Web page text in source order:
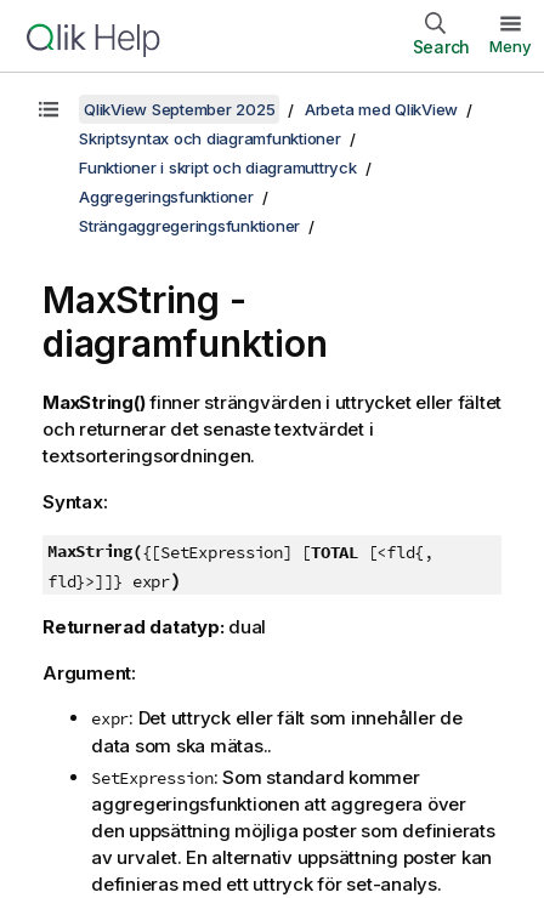
Search Meny
QlikView September 2025
Arbeta med QlikView
Skriptsyntax och diagramfunktioner
Funktioner i skript och diagramuttryck
Aggregeringsfunktioner
Strängaggregeringsfunktioner
MaxString -
diagramfunktion
MaxString()finner strängvärden i uttrycket eller fältet
och returnerar det senaste textvärdet i
textsorteringsordningen.
Syntax:
MaxString({[SetExpression] [TOTAL[<fld{,
fld}>]]} expr)
Returnerad datatyp: dual
Argument:
expr: Det uttryck eller fält som innehåller de
data som ska mätas..
SetExpression: Som standard kommer
aggregeringsfunktionen att aggregera över
den uppsättning möjliga poster som definierats
av urvalet. En alternativ uppsättning poster kan
definieras med ett uttryck för set-analys.